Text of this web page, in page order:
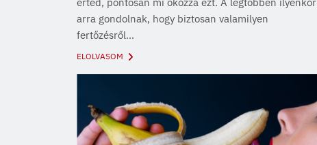
arra gondolnak, hogy biztosan valamilyen
fertőzésről...
ELOLVASOM